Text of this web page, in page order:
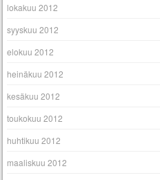
lokakuu 2012
syyskuu 2012
elokuu 2012
heinäkuu 2012
kesäkuu 2012
toukokuu 2012
huhtikuu 2012
maaliskuu 2012